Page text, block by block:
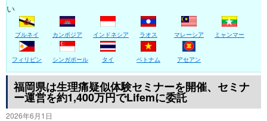
ツ
へ
ス
キ
い
ブルネイ カンボジア インドネシア ラオス マレーシア ミャンマー
フィリピン シンガポール タイ ベトナム アセアン
福岡県は生理痛疑似体験セミナーを開催、セミナ
ー運営を約1,400万円でLifemに委託
2026年6月1日